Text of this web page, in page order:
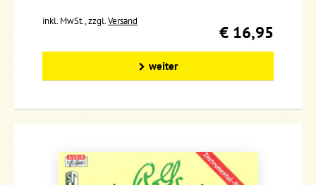
inkl. MwSt., zzgl.Versand
€ 16,95
weiter